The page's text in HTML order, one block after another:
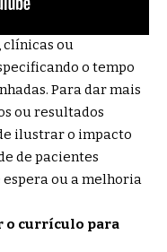
clínicas ou
o tempo
Para dar mais
ou resultados
ilustrar o impacto
de pacientes
espera ou a melhoria
o currículo para